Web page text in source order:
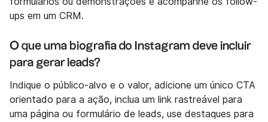
ups em um CRM.
O que uma biografia do Instagram deve incluir
para gerar leads?
Indique o público-alvo e o valor, adicione um único CTA
orientado para a ação, inclua um link rastreável para
uma página ou formulário de leads, use destaques para